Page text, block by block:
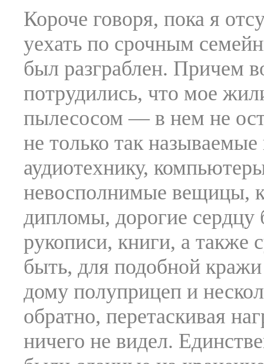
Короче говоря, пока я
уехать по срочным
был разграблен. Причем
потрудились, что мое
пылесосом — в нем не
не только так
аудиотехнику,
невосполнимые вещицы,
дипломы, дорогие сердцу
рукописи, книги, а также
быть, для подобной
дому полуприцеп и
обратно, перетаскивая
ничего не видел.